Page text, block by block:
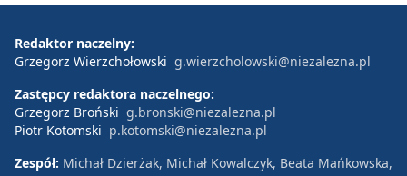
Redaktor naczelny:
Grzegorz Wierzchołowski g.wierzcholowski@niezalezna.pl
Zastępcy redaktora naczelnego:
Grzegorz Broński g.bronski@niezalezna.pl
Piotr Kotomski p.kotomski@niezalezna.pl
Zespół: Michał Dzierżak, Michał Kowalczyk, Beata Mańkowska,